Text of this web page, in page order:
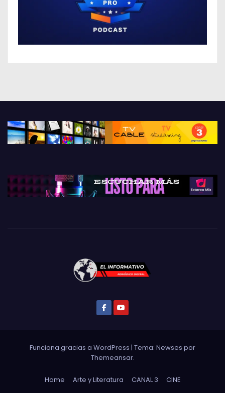
Funciona gracias a WordPress | Tema: Newses por
Themeansar.
Home Arte y Literatura CANAL 3 CINE